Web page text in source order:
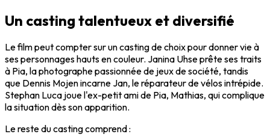
Un casting talentueux et diversifié
Le film peut compter sur un casting de choix pour donner vie à
ses personnages hauts en couleur. Janina Uhse prête ses traits
à Pia, la photographe passionnée de jeux de société, tandis
que Dennis Mojen incarne Jan, le réparateur de vélos intrépide.
Stephan Luca joue l'ex-petit ami de Pia, Mathias, qui complique
la situation dès son apparition.
Le reste du casting comprend :